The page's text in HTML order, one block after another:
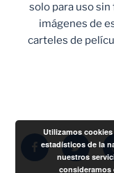
solo para uso sin
imágenes de
carteles de
FacebookTwitter
Utilizamos
estadísticos de la
nuestros